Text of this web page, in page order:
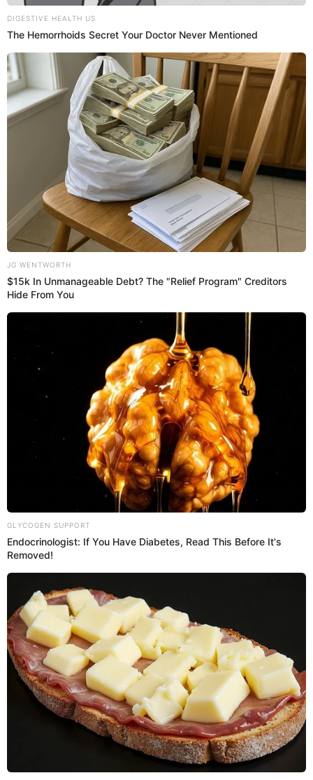
05 Jul 2023 | 22:10 h
Abancay: condenan a 35 años de cárcel a sujeto
que abusó de una menor de edad
El Juzgado Penal Colegiado de Abancay encontró responsabilidad
al imputado Martin Serna Miranda por el delito de violación sexual
de menor de edad.
Redacción EP
Poder Judicial
Incendio en la avenida Abancay: auto se prende
en llamas y genera pánico entre los transeúntes
Debido al incendio el tráfico en la zona ha aumentado en gran
magnitud. Negociantes han tenido que salvaguardarse.
12 Mar 2023 | 14:03 h
Milena Warthon es agarrada a globazos y termina
empapada en carnaval: "Estuvo chévere"
La ganadora de la Gaviota de Plata en Viña del Mar, Milena
Warthon, disfrutó el carnaval y mostró cómo terminó empapada.
Espectáculos El Popular
Milena Warthon